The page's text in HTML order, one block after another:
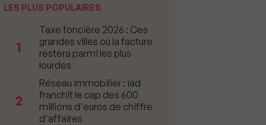
LES PLUS POPULAIRES
1
Taxe foncière 2026 : Ces
grandes villes où la facture
restera parmi les plus
lourdes
2
Réseau immobilier : iad
franchit le cap des 600
millions d'euros de chiffre
d'affaires